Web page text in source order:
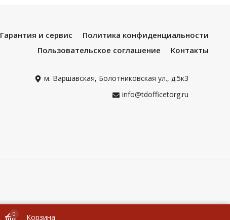
Гарантия и сервис
Политика конфиденциальности
Пользовательское соглашение
Контакты
м. Варшавская, Болотниковская ул., д.5к3
info@tdofficetorg.ru
0 Корзина